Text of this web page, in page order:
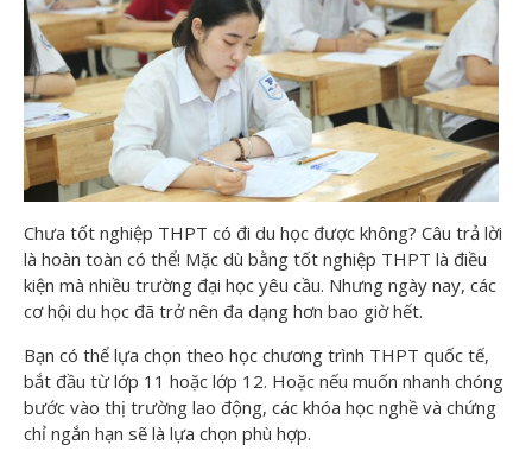
Chưa tốt nghiệp THPT có đi du học được không? Câu trả lời
là hoàn toàn có thể! Mặc dù bằng tốt nghiệp THPT là điều
kiện mà nhiều trường đại học yêu cầu. Nhưng ngày nay, các
cơ hội du học đã trở nên đa dạng hơn bao giờ hết.
Bạn có thể lựa chọn theo học chương trình THPT quốc tế,
bắt đầu từ lớp 11 hoặc lớp 12. Hoặc nếu muốn nhanh chóng
bước vào thị trường lao động, các khóa học nghề và chứng
chỉ ngắn hạn sẽ là lựa chọn phù hợp.